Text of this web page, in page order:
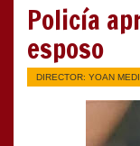
Policía
esposo
DIRECTOR: YOAN